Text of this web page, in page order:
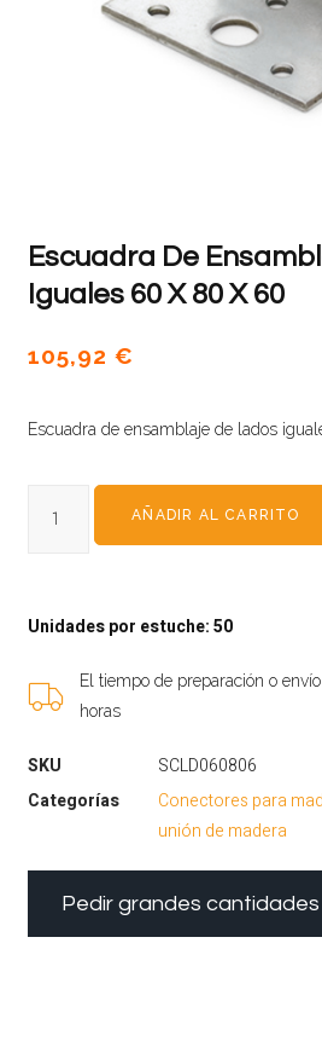
Escuadra De
Iguales 60 X 80 X 60
105,92€
Escuadra de ensamblaje de lados
AÑADIR AL CARRITO
Unidades por estuche: 50
El tiempo de preparación o
horas
SKU
SCLD060806
Categorías
Conectores para
unión de madera
Pedir grandes cantidades